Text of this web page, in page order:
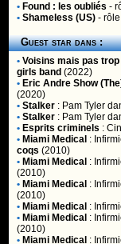
• Found : les oubliés -
• Shameless (US) -
Guest star dans :
• Voisins mais pas trop
girls band (2022)
• Eric Andre Show
(2020)
• Stalker : Pam Tyler
• Stalker : Pam Tyler
• Esprits criminels :
• Miami Medical :
coqs (2010)
• Miami Medical :
(2010)
• Miami Medical :
(2010)
• Miami Medical :
• Miami Medical :
(2010)
• Miami Medical :